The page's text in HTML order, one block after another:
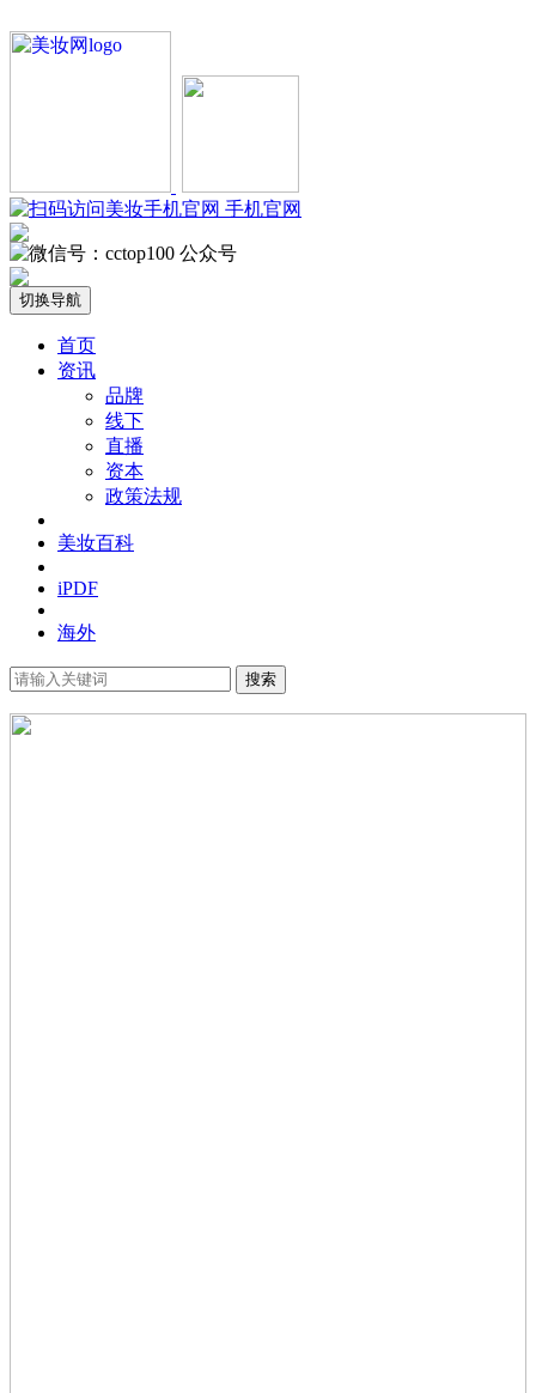
手机官网
公众号
切换导航
首页
资讯
品牌
线下
直播
资本
政策法规
美妆百科
iPDF
海外
搜索